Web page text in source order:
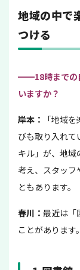
地域の中で
つける
━━18時まで
いますか？
岸本：
「地域
びも取り入れて
キル」が、地域
考え、スタッフ
ともあります。
春川： 最近は「
ことがあります